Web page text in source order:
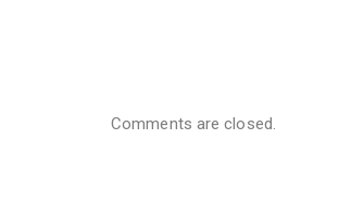
Comments are closed.